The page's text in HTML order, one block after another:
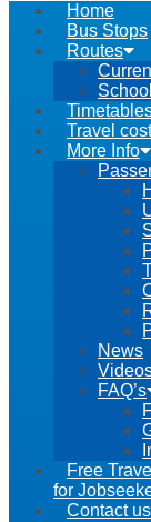
Home
Bus Stops
Routes
Travel cost
More Info
News
FAQ’s
Free Travel
for
Contact us